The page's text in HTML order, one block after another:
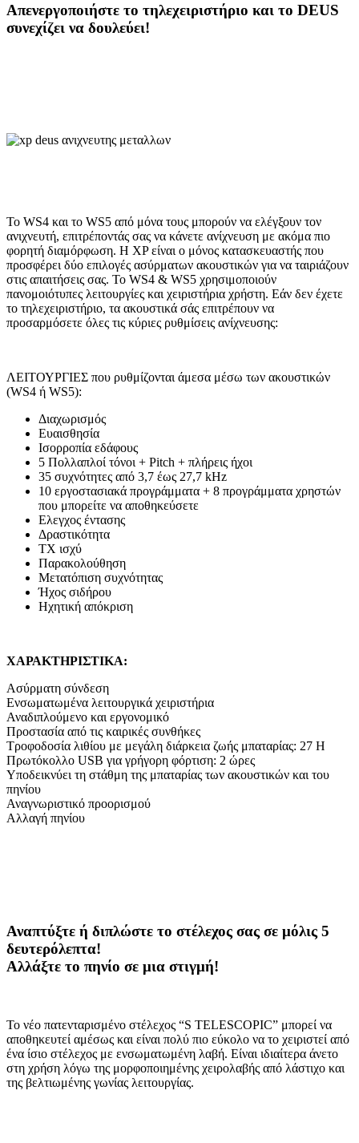
Απενεργοποιήστε το τηλεχειριστήριο και το DEUS
συνεχίζει να δουλεύει!
Το WS4 και το WS5 από μόνα τους μπορούν να ελέγξουν τον
ανιχνευτή, επιτρέποντάς σας να κάνετε ανίχνευση με ακόμα πιο
φορητή διαμόρφωση. Η XP είναι ο μόνος κατασκευαστής που
προσφέρει δύο επιλογές ασύρματων ακουστικών για να ταιριάζουν
στις απαιτήσεις σας. Το WS4 & WS5 χρησιμοποιούν
πανομοιότυπες λειτουργίες και χειριστήρια χρήστη. Εάν δεν έχετε
το τηλεχειριστήριο, τα ακουστικά σάς επιτρέπουν να
προσαρμόσετε όλες τις κύριες ρυθμίσεις ανίχνευσης:
ΛΕΙΤΟΥΡΓΙΕΣ που ρυθμίζονται άμεσα μέσω των ακουστικών
(WS4 ή WS5):
Διαχωρισμός
Ευαισθησία
Ισορροπία εδάφους
5 Πολλαπλοί τόνοι + Pitch + πλήρεις ήχοι
35 συχνότητες από 3,7 έως 27,7 kHz
10 εργοστασιακά προγράμματα + 8 προγράμματα χρηστών
που μπορείτε να αποθηκεύσετε
Ελεγχος έντασης
Δραστικότητα
ΤΧ ισχύ
Παρακολούθηση
Μετατόπιση συχνότητας
Ήχος σιδήρου
Ηχητική απόκριση
ΧΑΡΑΚΤΗΡΙΣΤΙΚΑ:
Ασύρματη σύνδεση
Ενσωματωμένα λειτουργικά χειριστήρια
Αναδιπλούμενο και εργονομικό
Προστασία από τις καιρικές συνθήκες
Τροφοδοσία λιθίου με μεγάλη διάρκεια ζωής μπαταρίας: 27 H
Πρωτόκολλο USB για γρήγορη φόρτιση: 2 ώρες
Υποδεικνύει τη στάθμη της μπαταρίας των ακουστικών και του
πηνίου
Αναγνωριστικό προορισμού
Αλλαγή πηνίου
Αναπτύξτε ή διπλώστε το στέλεχος σας σε μόλις 5
δευτερόλεπτα!
Αλλάξτε το πηνίο σε μια στιγμή!
Το νέο πατενταρισμένο στέλεχος “S TELESCOPIC” μπορεί να
αποθηκευτεί αμέσως και είναι πολύ πιο εύκολο να το χειριστεί από
ένα ίσιο στέλεχος με ενσωματωμένη λαβή. Είναι ιδιαίτερα άνετο
στη χρήση λόγω της μορφοποιημένης χειρολαβής από λάστιχο και
της βελτιωμένης γωνίας λειτουργίας.